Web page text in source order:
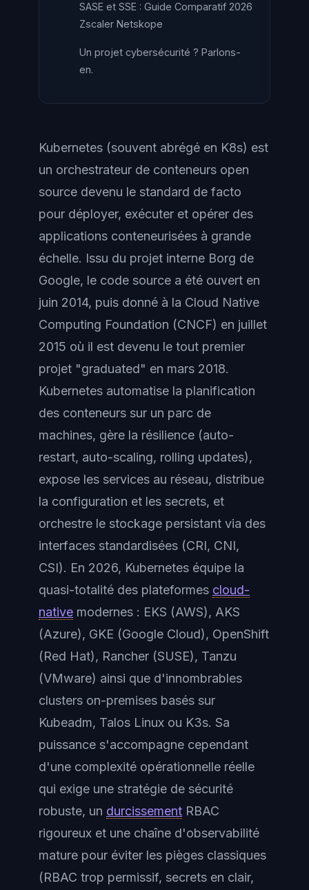
SASE et SSE : Guide Comparatif 2026
Zscaler Netskope
Un projet cybersécurité ? Parlons-
en.
Kubernetes (souvent abrégé en K8s) est
un orchestrateur de conteneurs open
source devenu le standard de facto
pour déployer, exécuter et opérer des
applications conteneurisées à grande
échelle. Issu du projet interne Borg de
Google, le code source a été ouvert en
juin 2014, puis donné à la Cloud Native
Computing Foundation (CNCF) en juillet
2015 où il est devenu le tout premier
projet "graduated" en mars 2018.
Kubernetes automatise la planification
des conteneurs sur un parc de
machines, gère la résilience (auto-
restart, auto-scaling, rolling updates),
expose les services au réseau, distribue
la configuration et les secrets, et
orchestre le stockage persistant via des
interfaces standardisées (CRI, CNI,
CSI). En 2026, Kubernetes équipe la
quasi-totalité des plateformes cloud-
native modernes : EKS (AWS), AKS
(Azure), GKE (Google Cloud), OpenShift
(Red Hat), Rancher (SUSE), Tanzu
(VMware) ainsi que d'innombrables
clusters on-premises basés sur
Kubeadm, Talos Linux ou K3s. Sa
puissance s'accompagne cependant
d'une complexité opérationnelle réelle
qui exige une stratégie de sécurité
robuste, un durcissement RBAC
rigoureux et une chaîne d'observabilité
mature pour éviter les pièges classiques
(RBAC trop permissif, secrets en clair,